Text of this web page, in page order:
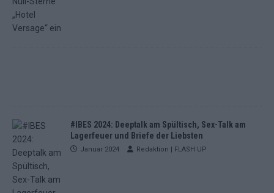
#IBES 2024: Deeptalk am Spültisch, Sex-Talk am
Lagerfeuer und Briefe der Liebsten
Januar 2024 Redaktion | FLASH UP